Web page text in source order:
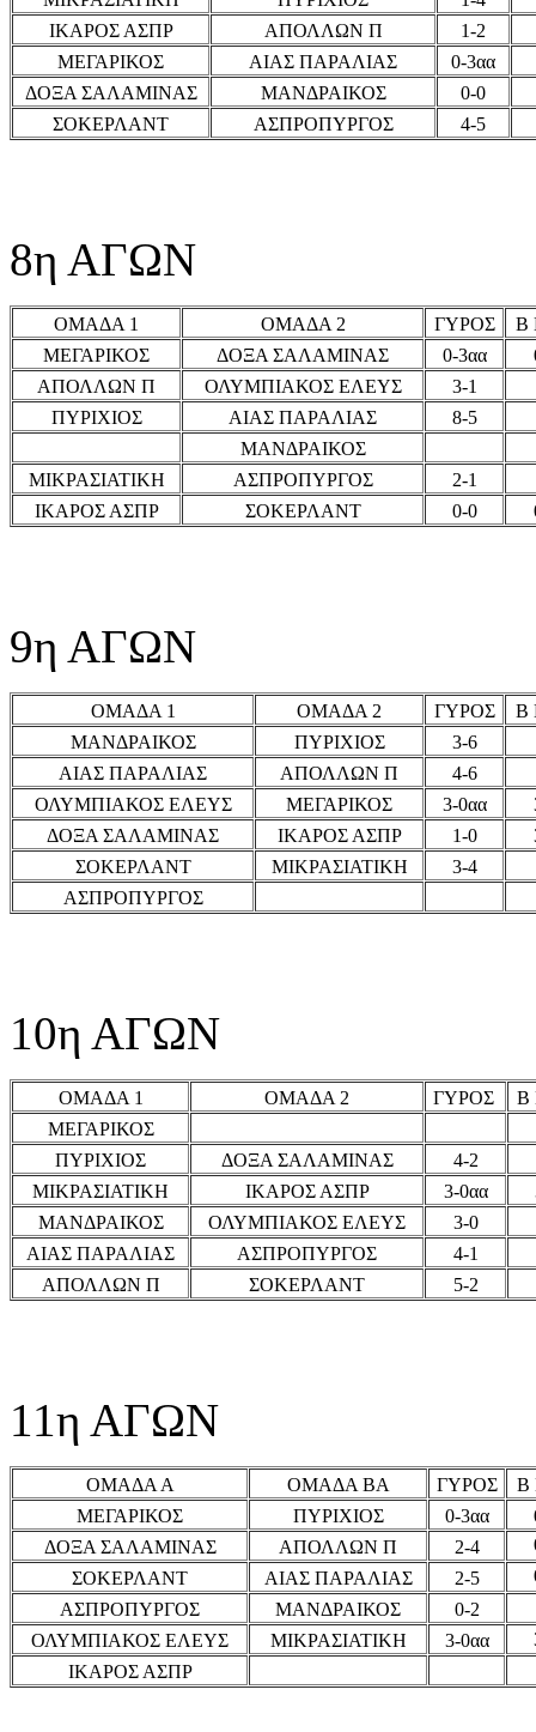
ΙΚΑΡΟΣ ΑΣΠΡ
ΑΠΟΛΛΩΝ Π
1-2
ΜΕΓΑΡΙΚΟΣ
ΑΙΑΣ ΠΑΡΑΛΙΑΣ
0-3αα
ΔΟΞΑ ΣΑΛΑΜΙΝΑΣ
ΜΑΝΔΡΑΙΚΟΣ
0-0
ΣΟΚΕΡΛΑΝΤ
ΑΣΠΡΟΠΥΡΓΟΣ 4-5
8η ΑΓΩΝ
ΟΜΑΔΑ 1 ΟΜΑΔΑ 2 ΓΥΡΟΣ
Β
ΜΕΓΑΡΙΚΟΣ
ΔΟΞΑ ΣΑΛΑΜΙΝΑΣ 0-3αα
ΑΠΟΛΛΩΝ Π
ΟΛΥΜΠΙΑΚΟΣ ΕΛΕΥΣ
3-1
ΠΥΡΙΧΙΟΣ
ΑΙΑΣ ΠΑΡΑΛΙΑΣ
8-5
ΜΑΝΔΡΑΙΚΟΣ
ΜΙΚΡΑΣΙΑΤΙΚΗ
ΑΣΠΡΟΠΥΡΓΟΣ
2-1
ΙΚΑΡΟΣ ΑΣΠΡ
ΣΟΚΕΡΛΑΝΤ 0-0
9η ΑΓΩΝ
ΟΜΑΔΑ 1 ΟΜΑΔΑ 2 ΓΥΡΟΣ
Β
ΜΑΝΔΡΑΙΚΟΣ
ΠΥΡΙΧΙΟΣ
3-6
ΑΙΑΣ ΠΑΡΑΛΙΑΣ
ΑΠΟΛΛΩΝ Π
4-6
ΟΛΥΜΠΙΑΚΟΣ ΕΛΕΥΣ
ΜΕΓΑΡΙΚΟΣ 3-0αα
ΔΟΞΑ ΣΑΛΑΜΙΝΑΣ
ΙΚΑΡΟΣ ΑΣΠΡ 1-0
ΣΟΚΕΡΛΑΝΤ
ΜΙΚΡΑΣΙΑΤΙΚΗ
3-4
ΑΣΠΡΟΠΥΡΓΟΣ
10η ΑΓΩΝ
ΟΜΑΔΑ 1 ΟΜΑΔΑ 2 ΓΥΡΟΣ
Β
ΜΕΓΑΡΙΚΟΣ
ΠΥΡΙΧΙΟΣ
ΔΟΞΑ ΣΑΛΑΜΙΝΑΣ
4-2
ΜΙΚΡΑΣΙΑΤΙΚΗ
ΙΚΑΡΟΣ ΑΣΠΡ 3-0αα
ΜΑΝΔΡΑΙΚΟΣ
ΟΛΥΜΠΙΑΚΟΣ ΕΛΕΥΣ
3-0
ΑΙΑΣ ΠΑΡΑΛΙΑΣ
ΑΣΠΡΟΠΥΡΓΟΣ
4-1
ΑΠΟΛΛΩΝ Π
ΣΟΚΕΡΛΑΝΤ 5-2
11η ΑΓΩΝ
ΟΜΑΔΑ Α ΟΜΑΔΑ ΒΑ ΓΥΡΟΣ
Β
ΜΕΓΑΡΙΚΟΣ
ΠΥΡΙΧΙΟΣ 0-3αα
ΔΟΞΑ ΣΑΛΑΜΙΝΑΣ
ΑΠΟΛΛΩΝ Π 2-4
ΣΟΚΕΡΛΑΝΤ
ΑΙΑΣ ΠΑΡΑΛΙΑΣ 2-5
ΑΣΠΡΟΠΥΡΓΟΣ
ΜΑΝΔΡΑΙΚΟΣ
0-2
ΟΛΥΜΠΙΑΚΟΣ ΕΛΕΥΣ
ΜΙΚΡΑΣΙΑΤΙΚΗ 3-0αα
ΙΚΑΡΟΣ ΑΣΠΡ